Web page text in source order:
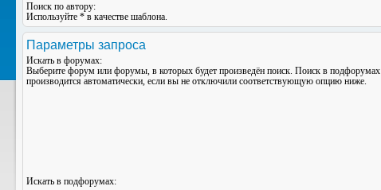
Поиск по автору:
Используйте * в качестве шаблона.
Параметры запроса
Искать в форумах:
Выберите форум или форумы, в которых будет произведён поиск. Поиск в подфорумах
производится автоматически, если вы не отключили соответствующую опцию ниже.
Искать в подфорумах: